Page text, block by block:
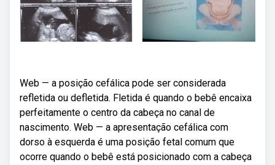
Web — a posição cefálica pode ser considerada
refletida ou defletida. Fletida é quando o bebê encaixa
perfeitamente o centro da cabeça no canal de
nascimento. Web — a apresentação cefálica com
dorso à esquerda é uma posição fetal comum que
ocorre quando o bebê está posicionado com a cabeça